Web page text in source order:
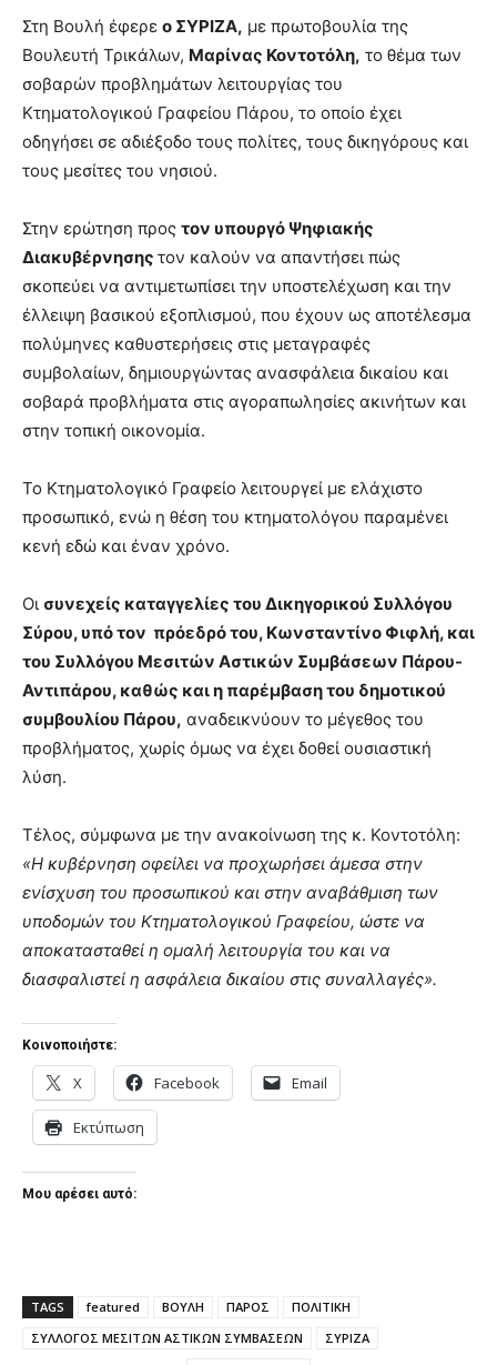
Στη Βουλή έφερε ο ΣΥΡΙΖΑ, με πρωτοβουλία της
Βουλευτή Τρικάλων, Μαρίνας Κοντοτόλη, το θέμα των
σοβαρών προβλημάτων λειτουργίας του
Κτηματολογικού Γραφείου Πάρου, το οποίο έχει
οδηγήσει σε αδιέξοδο τους πολίτες, τους δικηγόρους και
τους μεσίτες του νησιού.
Στην ερώτηση προς τον υπουργό Ψηφιακής
Διακυβέρνησης τον καλούν να απαντήσει πώς
σκοπεύει να αντιμετωπίσει την υποστελέχωση και την
έλλειψη βασικού εξοπλισμού, που έχουν ως αποτέλεσμα
πολύμηνες καθυστερήσεις στις μεταγραφές
συμβολαίων, δημιουργώντας ανασφάλεια δικαίου και
σοβαρά προβλήματα στις αγοραπωλησίες ακινήτων και
στην τοπική οικονομία.
Το Κτηματολογικό Γραφείο λειτουργεί με ελάχιστο
προσωπικό, ενώ η θέση του κτηματολόγου παραμένει
κενή εδώ και έναν χρόνο.
Οι συνεχείς καταγγελίες του Δικηγορικού Συλλόγου
Σύρου, υπό τον πρόεδρό του, Κωνσταντίνο Φιφλή, και
του Συλλόγου Μεσιτών Αστικών Συμβάσεων Πάρου-
Αντιπάρου, καθώς και η παρέμβαση του δημοτικού
συμβουλίου Πάρου, αναδεικνύουν το μέγεθος του
προβλήματος, χωρίς όμως να έχει δοθεί ουσιαστική
λύση.
Τέλος, σύμφωνα με την ανακοίνωση της κ. Κοντοτόλη:
«Η κυβέρνηση οφείλει να προχωρήσει άμεσα στην
ενίσχυση του προσωπικού και στην αναβάθμιση των
υποδομών του Κτηματολογικού Γραφείου, ώστε να
αποκατασταθεί η ομαλή λειτουργία του και να
διασφαλιστεί η ασφάλεια δικαίου στις συναλλαγές».
Κοινοποιήστε:
X Facebook Email
Εκτύπωση
Μου αρέσει αυτό:
TAGS featured ΒΟΥΛΗ ΠΑΡΟΣ
ΠΟΛΙΤΙΚΗ
ΣΥΛΛΟΓΟΣ ΜΕΣΙΤΩΝ ΑΣΤΙΚΩΝ ΣΥΜΒΑΣΕΩΝ
ΣΥΡΙΖΑ